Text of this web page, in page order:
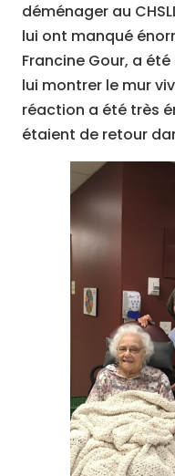
déménager au
lui ont manqué
Francine Gour, a
lui montrer le mur
réaction a été très
étaient de retour